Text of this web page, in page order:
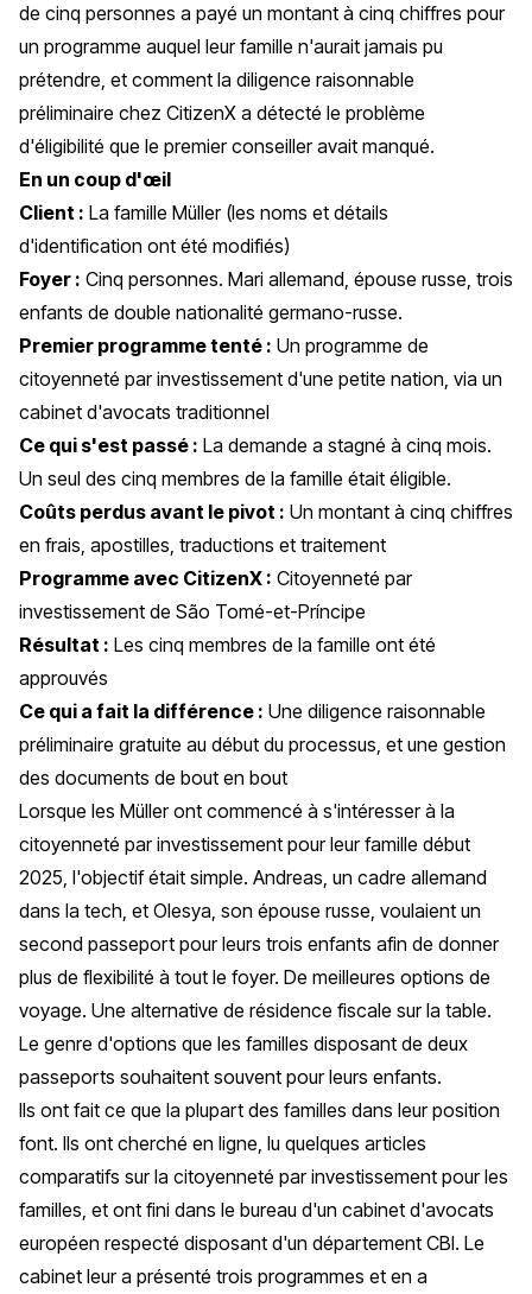
de cinq personnes a payé un montant à cinq chiffres pour
un programme auquel leur famille n'aurait jamais pu
prétendre, et comment la diligence raisonnable
préliminaire chez CitizenX a détecté le problème
d'éligibilité que le premier conseiller avait manqué.
En un coup d'œil
Client : La famille Müller (les noms et détails
d'identification ont été modifiés)
Foyer : Cinq personnes. Mari allemand, épouse russe, trois
enfants de double nationalité germano-russe.
Premier programme tenté : Un programme de
citoyenneté par investissement d'une petite nation, via un
cabinet d'avocats traditionnel
Ce qui s'est passé : La demande a stagné à cinq mois.
Un seul des cinq membres de la famille était éligible.
Coûts perdus avant le pivot : Un montant à cinq chiffres
en frais, apostilles, traductions et traitement
Programme avec CitizenX : Citoyenneté par
investissement de São Tomé-et-Príncipe
Résultat : Les cinq membres de la famille ont été
approuvés
Ce qui a fait la différence : Une diligence raisonnable
préliminaire gratuite au début du processus, et une gestion
des documents de bout en bout
Lorsque les Müller ont commencé à s'intéresser à la
citoyenneté par investissement pour leur famille début
2025, l'objectif était simple. Andreas, un cadre allemand
dans la tech, et Olesya, son épouse russe, voulaient un
second passeport pour leurs trois enfants afin de donner
plus de flexibilité à tout le foyer. De meilleures options de
voyage. Une alternative de résidence fiscale sur la table.
Le genre d'options que les familles disposant de deux
passeports souhaitent souvent pour leurs enfants.
Ils ont fait ce que la plupart des familles dans leur position
font. Ils ont cherché en ligne, lu quelques articles
comparatifs sur la citoyenneté par investissement pour les
familles, et ont fini dans le bureau d'un cabinet d'avocats
européen respecté disposant d'un département CBI. Le
cabinet leur a présenté trois programmes et en a